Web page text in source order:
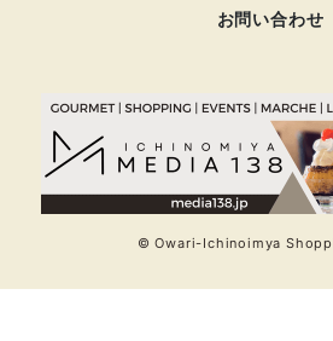
お問い合わせ
© Owari-Ichinoimya